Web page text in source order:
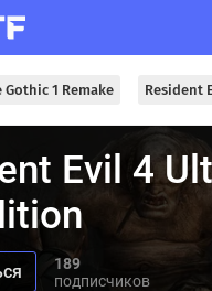
1 Remake Resident
Evil 4
189
подписчиков